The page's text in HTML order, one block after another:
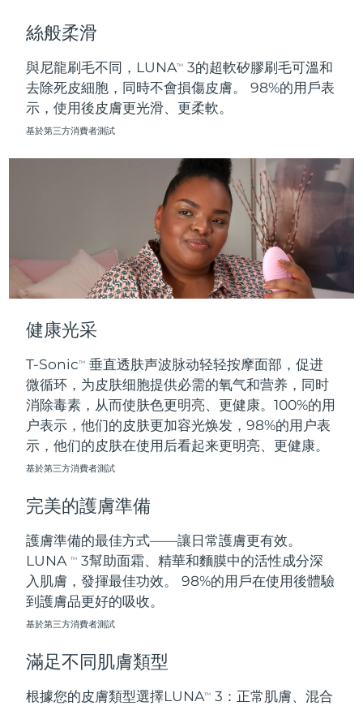
絲般柔滑
與尼龍刷毛不同，LUNATM
3的超軟矽膠刷毛可溫和
去除死皮細胞，同時不會損傷皮膚。 98%的用戶表
示，使用後皮膚更光滑、更柔軟。
基於第三方消費者測試
健康光采
T-SonicTM
垂直透肤声波脉动轻轻按摩面部，促进
微循环，为皮肤细胞提供必需的氧气和营养，同时
消除毒素，从而使肤色更明亮、更健康。100%的用
户表示，他们的皮肤更加容光焕发，98%的用户表
示，他们的皮肤在使用后看起来更明亮、更健康。
基於第三方消費者測試
完美的護膚準備
護膚準備的最佳方式——讓日常護膚更有效。
LUNATM
3幫助面霜、精華和麵膜中的活性成分深
入肌膚，發揮最佳功效。 98%的用戶在使用後體驗
到護膚品更好的吸收。
基於第三方消費者測試
滿足不同肌膚類型
根據您的皮膚類型選擇LUNATM
3：正常肌膚、混合
南非 預計送達日期8/17/26
南韓
預計送達日期 8/9/26
預計送達日期
預計送達日期8/9/26
台灣 預計送達日期8/14/26
泰國
土耳其 預計送達日期8/10/26
阿拉伯聯合大公國 預計送達日期8/10/26
英國 預計送達日期8/9/26
美國
烏茲別克
越南 預計送達日期